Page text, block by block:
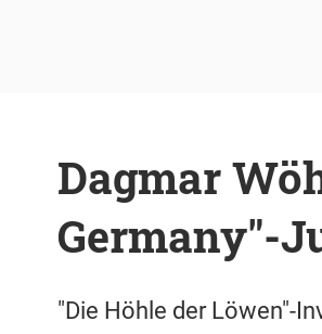
Dagmar
Germany"-
"Die Höhle der Löwen"-